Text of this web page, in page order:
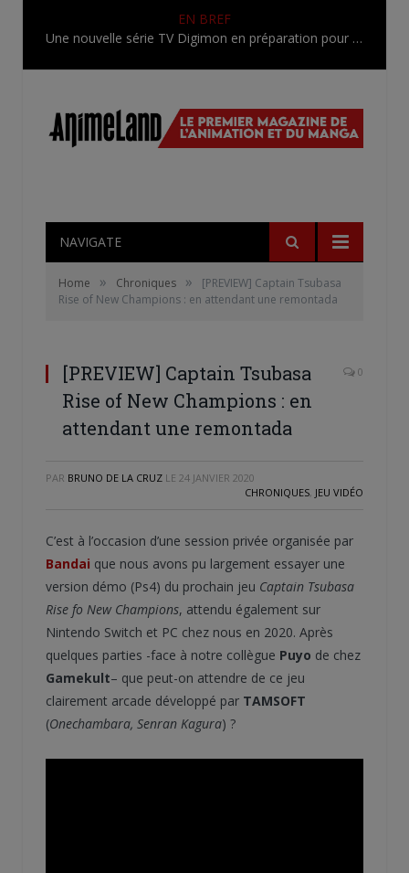
EN BREF
Une nouvelle série TV Digimon en préparation pour 2027
NAVIGATE
Home » Chroniques »
[PREVIEW] Captain Tsubasa
Rise of New Champions : en attendant une remontada
[PREVIEW] Captain Tsubasa
Rise of New Champions : en
attendant une remontada
0
PAR BRUNO DE LA CRUZ LE 24 JANVIER 2020
CHRONIQUES, JEU VIDÉO
C’est à l’occasion d’une session privée organisée par
Bandai que nous avons pu largement essayer une
version démo (Ps4) du prochain jeu Captain Tsubasa
Rise fo New Champions, attendu également sur
Nintendo Switch et PC chez nous en 2020. Après
quelques parties -face à notre collègue Puyo de chez
Gamekult– que peut-on attendre de ce jeu
clairement arcade développé par TAMSOFT
(Onechambara, Senran Kagura) ?